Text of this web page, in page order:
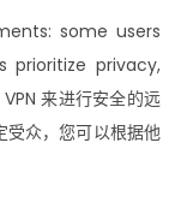
some users
prioritize privacy,
来进行安全的远
受众，您可以根据他